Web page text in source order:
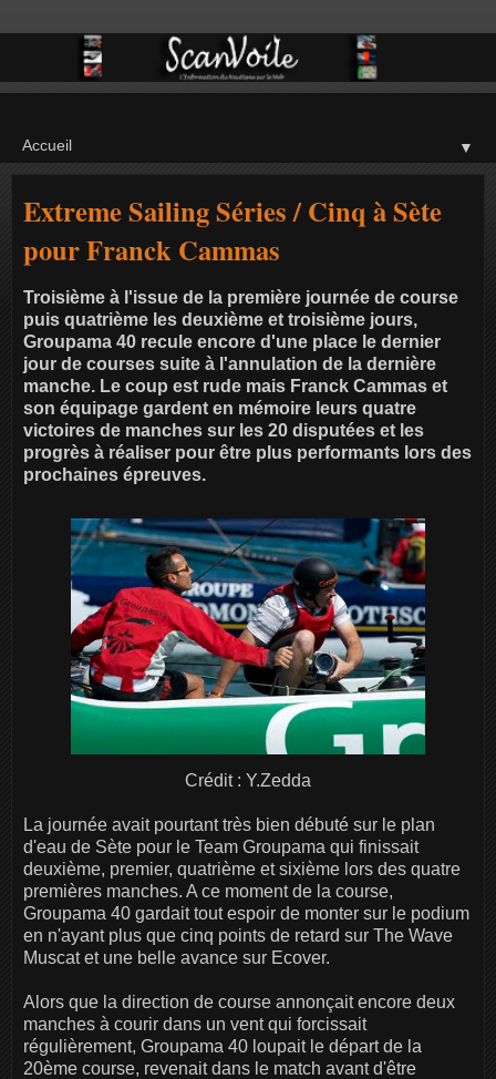
▼
Extreme Sailing Séries / Cinq à Sète
pour Franck Cammas
Troisième à l'issue de la première journée de course
puis quatrième les deuxième et troisième jours,
Groupama 40 recule encore d'une place le dernier
jour de courses suite à l'annulation de la dernière
manche. Le coup est rude mais Franck Cammas et
son équipage gardent en mémoire leurs quatre
victoires de manches sur les 20 disputées et les
progrès à réaliser pour être plus performants lors des
prochaines épreuves.
Crédit : Y.Zedda
La journée avait pourtant très bien débuté sur le plan
d'eau de Sète pour le Team Groupama qui finissait
deuxième, premier, quatrième et sixième lors des quatre
premières manches. A ce moment de la course,
Groupama 40 gardait tout espoir de monter sur le podium
en n'ayant plus que cinq points de retard sur The Wave
Muscat et une belle avance sur Ecover.
Alors que la direction de course annonçait encore deux
manches à courir dans un vent qui forcissait
régulièrement, Groupama 40 loupait le départ de la
20ème course, revenait dans le match avant d'être